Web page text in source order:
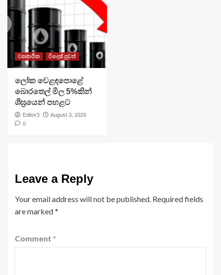
ව්‍යාපාරික විදෙස් පුවත්
ලෝක වෙළඳපොළේ
බොරතෙල් මිල 5%කින්
ශීඝ්‍රයෙන් පහළට
Editor3
August 3, 2026
0
Leave a Reply
Your email address will not be published. Required fields
are marked*
Comment *